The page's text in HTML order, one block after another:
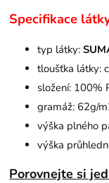
Specifikace
typ látky:
tloušťka látky:
složení: 100%
gramáž: 62g/
výška plného
výška
Porovnejte si